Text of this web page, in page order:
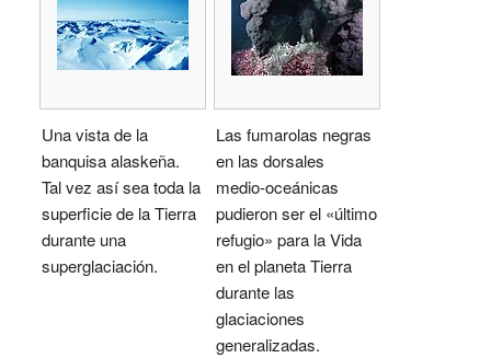
Una vista de la
banquisa alaskeña.
Tal vez así sea toda la
superficie de la Tierra
durante una
superglaciación.
Las fumarolas negras
en las dorsales
medio-oceánicas
pudieron ser el «último
refugio» para la Vida
en el planeta Tierra
durante las
glaciaciones
generalizadas.